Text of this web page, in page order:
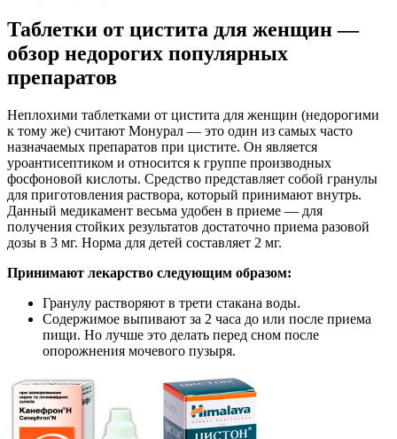
Таблетки от цистита для женщин —
обзор недорогих популярных
препаратов
Неплохими таблетками от цистита для женщин (недорогими
к тому же) считают Монурал — это один из самых часто
назначаемых препаратов при цистите. Он является
уроантисептиком и относится к группе производных
фосфоновой кислоты. Средство представляет собой гранулы
для приготовления раствора, который принимают внутрь.
Данный медикамент весьма удобен в приеме — для
получения стойких результатов достаточно приема разовой
дозы в 3 мг. Норма для детей составляет 2 мг.
Принимают лекарство следующим образом:
Гранулу растворяют в трети стакана воды.
Содержимое выпивают за 2 часа до или после приема
пищи. Но лучше это делать перед сном после
опорожнения мочевого пузыря.